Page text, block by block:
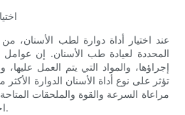
عند اختيار أداة دوارة لطب الأسنان،
المحددة لعيادة طب الأسنان. إن عوامل
إجراؤها، والمواد التي يتم العمل
تؤثر على نوع أداة الأسنان الدوارة
مراعاة السرعة والقوة والملحقات المتاحة
اختيار المعدات المناسبة للعمل.